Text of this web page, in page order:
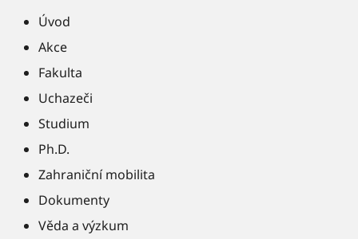
Úvod
Akce
Fakulta
Uchazeči
Studium
Ph.D.
Zahraniční mobilita
Dokumenty
Věda a výzkum